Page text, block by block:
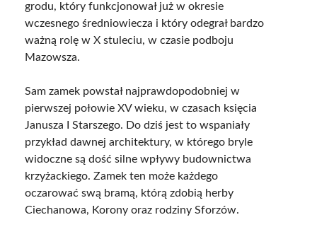
grodu, który funkcjonował już w okresie
wczesnego średniowiecza i który odegrał bardzo
ważną rolę w X stuleciu, w czasie podboju
Mazowsza.
Sam zamek powstał najprawdopodobniej w
pierwszej połowie XV wieku, w czasach księcia
Janusza I Starszego. Do dziś jest to wspaniały
przykład dawnej architektury, w którego bryle
widoczne są dość silne wpływy budownictwa
krzyżackiego. Zamek ten może każdego
oczarować swą bramą, którą zdobią herby
Ciechanowa, Korony oraz rodziny Sforzów.